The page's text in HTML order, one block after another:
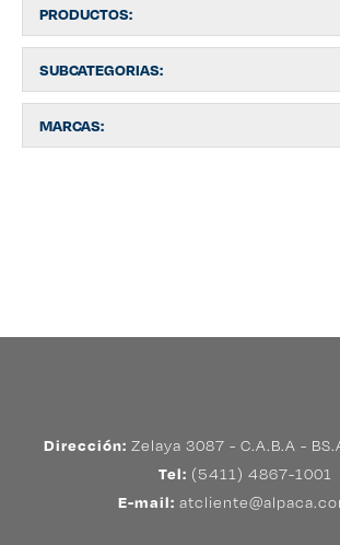
PRODUCTOS:
SUBCATEGORIAS:
MARCAS:
Dirección: Zelaya 3087 - C.A.B.A -
Tel: (5411) 4867-1001
E-mail: